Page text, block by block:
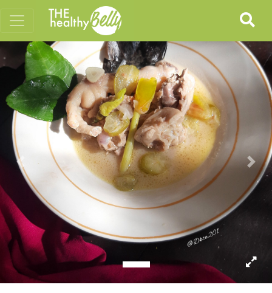
Previous Next